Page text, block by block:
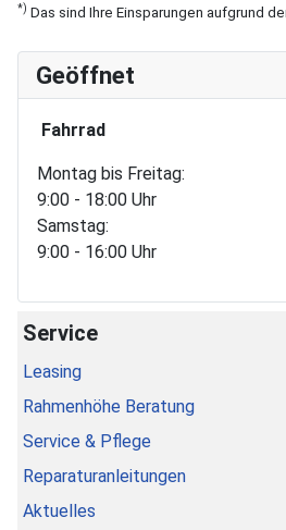
*) Das sind Ihre Einsparungen aufgrund
Geöffnet
Fahrrad
Montag bis Freitag:
9:00 - 18:00 Uhr
Samstag:
9:00 - 16:00 Uhr
Service
Leasing
Rahmenhöhe Beratung
Service & Pflege
Reparaturanleitungen
Aktuelles